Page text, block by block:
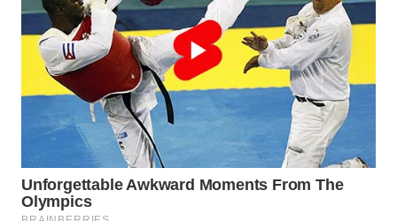
WN
SUBANG
SUKABUMI
WN
PURWAKARTA